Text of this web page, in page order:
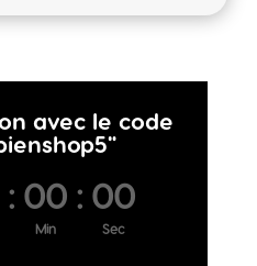
avec le code
: 00
Min
: 00
Sec